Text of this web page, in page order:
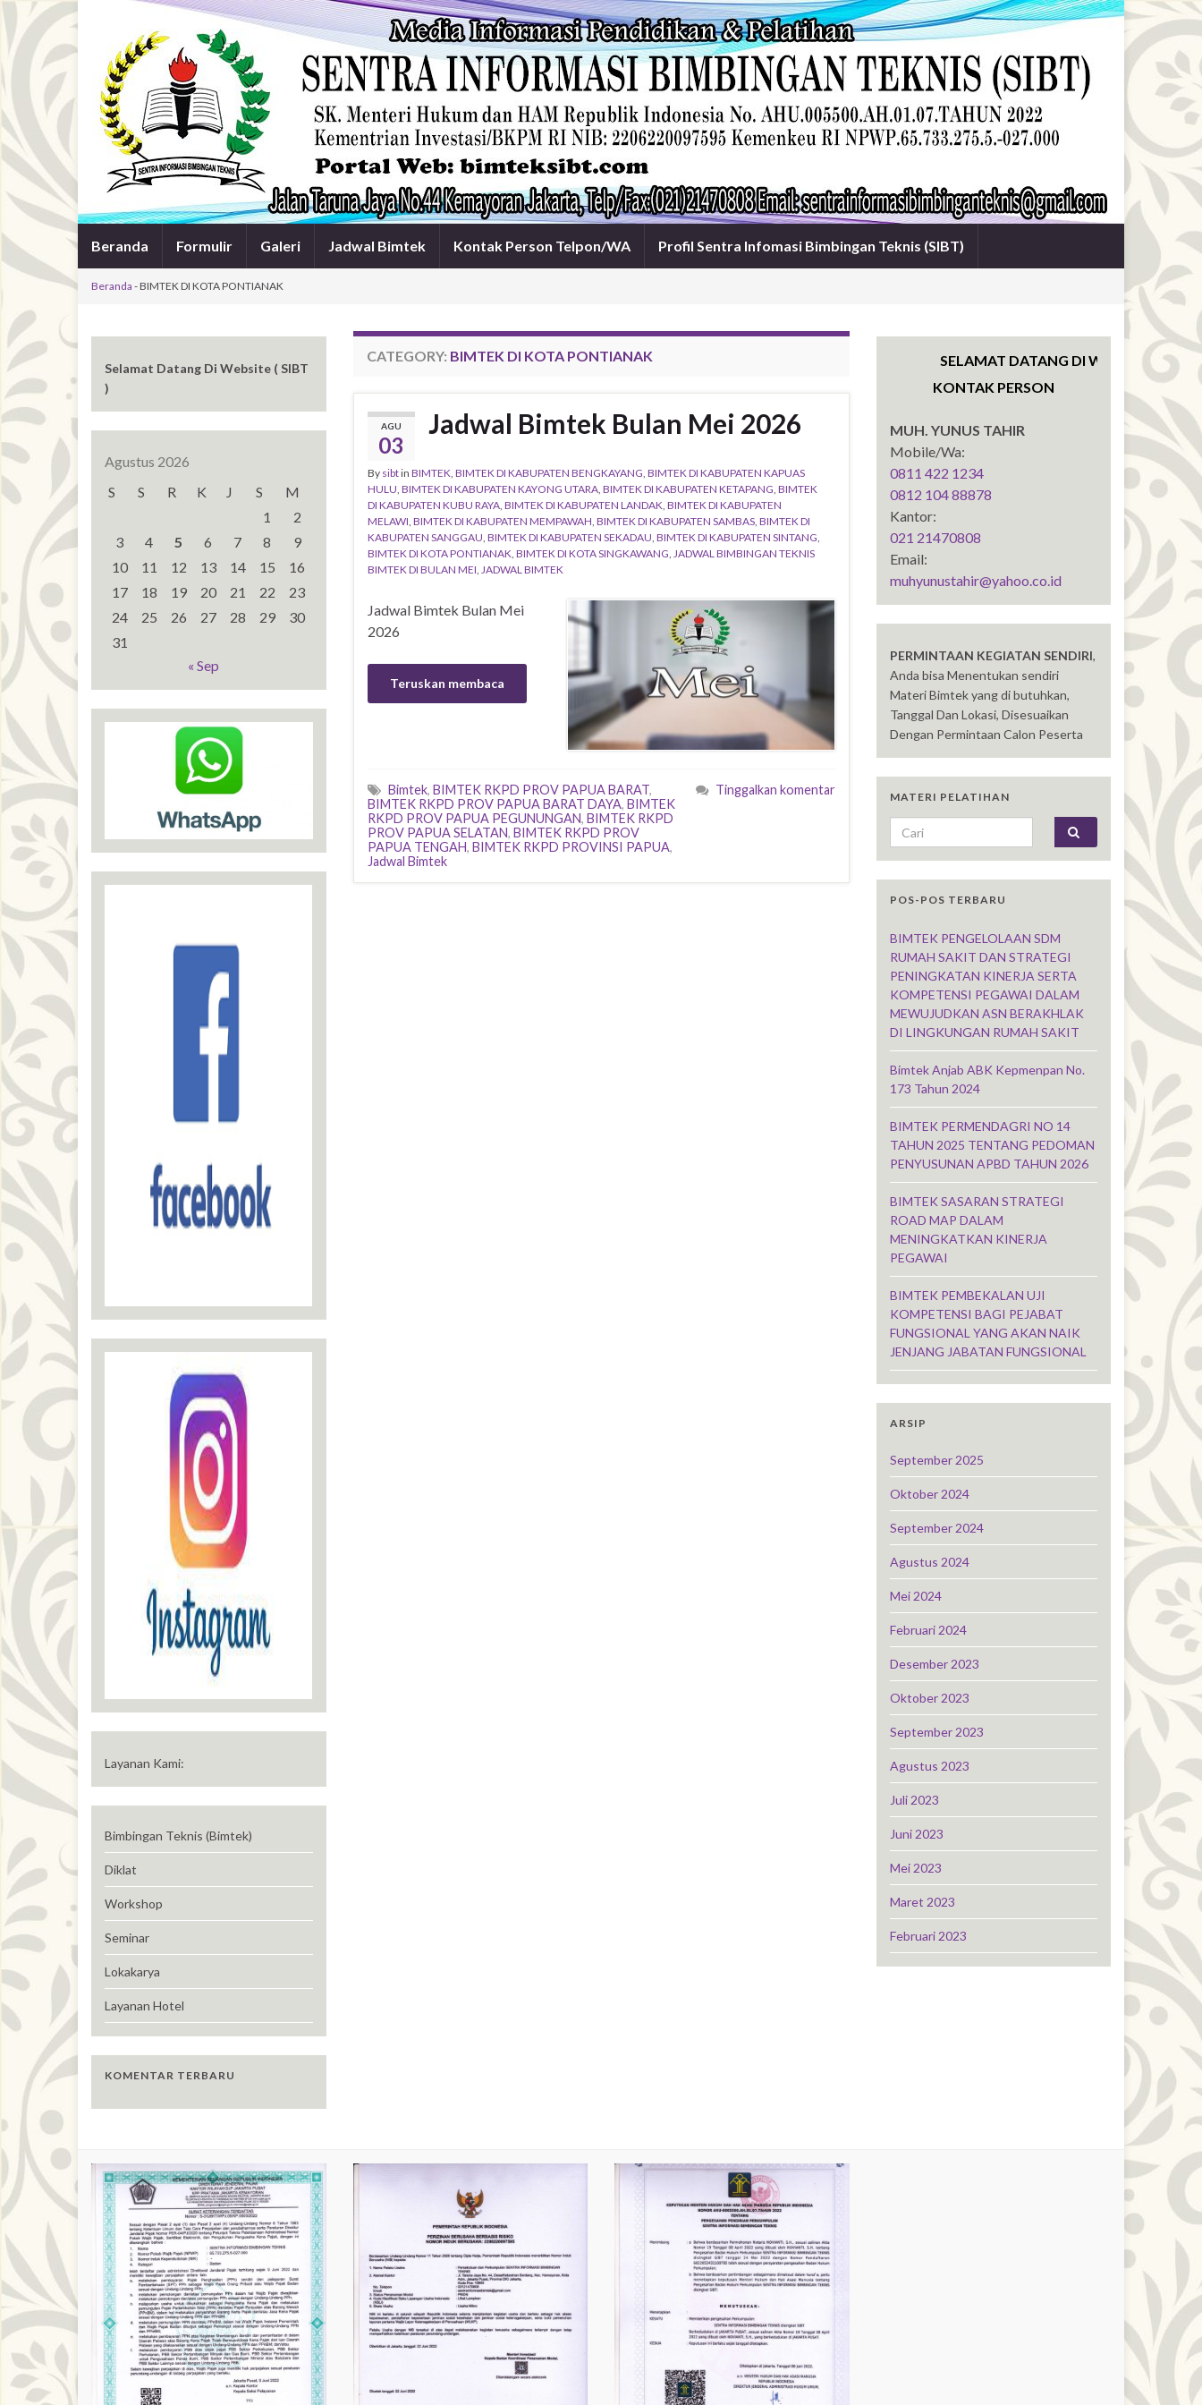
Beranda Formulir Galeri Jadwal Bimtek Kontak Person Telpon/WA Profil Sentra Infomasi Bimbingan Teknis (SIBT)
Beranda -BIMTEK DI KOTA PONTIANAK
CATEGORY: BIMTEK DI KOTA PONTIANAK
AGU
03
Jadwal Bimtek Bulan Mei 2026
By sibtin BIMTEK, BIMTEK DI KABUPATEN BENGKAYANG, BIMTEK DI KABUPATEN KAPUAS
HULU, BIMTEK DI KABUPATEN KAYONG UTARA, BIMTEK DI KABUPATEN KETAPANG, BIMTEK
DI KABUPATEN KUBU RAYA, BIMTEK DI KABUPATEN LANDAK, BIMTEK DI KABUPATEN
MELAWI, BIMTEK DI KABUPATEN MEMPAWAH, BIMTEK DI KABUPATEN SAMBAS, BIMTEK DI
KABUPATEN SANGGAU, BIMTEK DI KABUPATEN SEKADAU, BIMTEK DI KABUPATEN SINTANG,
BIMTEK DI KOTA PONTIANAK, BIMTEK DI KOTA SINGKAWANG, JADWAL BIMBINGAN TEKNIS
BIMTEK DI BULAN MEI, JADWAL BIMTEK
Jadwal Bimtek Bulan Mei
2026
Teruskan membaca
Bimtek, BIMTEK RKPD PROV PAPUA BARAT,
BIMTEK RKPD PROV PAPUA BARAT DAYA, BIMTEK
RKPD PROV PAPUA PEGUNUNGAN, BIMTEK RKPD
PROV PAPUA SELATAN, BIMTEK RKPD PROV
PAPUA TENGAH, BIMTEK RKPD PROVINSI PAPUA,
Jadwal Bimtek
Tinggalkan komentar
Selamat Datang Di Website ( SIBT
)
Agustus 2026
S
S R K J S
M
1
2
3
4 5 6 7 8
9
10
11 12 13 14 15
16
17
18 19 20 21 22
23
24
25 26 27 28 29
30
31
« Sep
Layanan Kami:
Bimbingan Teknis (Bimtek)
Diklat
Workshop
Seminar
Lokakarya
Layanan Hotel
KOMENTAR TERBARU
SELAMAT DATANG DI WEBSITE SENTRA
KONTAK PERSON
MUH. YUNUS TAHIR
Mobile/Wa:
0811 422 1234
0812 104 88878
Kantor:
021 21470808
Email:
muhyunustahir@yahoo.co.id
PERMINTAAN KEGIATAN SENDIRI,
Anda bisa Menentukan sendiri
Materi Bimtek yang di butuhkan,
Tanggal Dan Lokasi, Disesuaikan
Dengan Permintaan Calon Peserta
MATERI PELATIHAN
Search for:
POS-POS TERBARU
BIMTEK PENGELOLAAN SDM
RUMAH SAKIT DAN STRATEGI
PENINGKATAN KINERJA SERTA
KOMPETENSI PEGAWAI DALAM
MEWUJUDKAN ASN BERAKHLAK
DI LINGKUNGAN RUMAH SAKIT
Bimtek Anjab ABK Kepmenpan No.
173 Tahun 2024
BIMTEK PERMENDAGRI NO 14
TAHUN 2025 TENTANG PEDOMAN
PENYUSUNAN APBD TAHUN 2026
BIMTEK SASARAN STRATEGI
ROAD MAP DALAM
MENINGKATKAN KINERJA
PEGAWAI
BIMTEK PEMBEKALAN UJI
KOMPETENSI BAGI PEJABAT
FUNGSIONAL YANG AKAN NAIK
JENJANG JABATAN FUNGSIONAL
ARSIP
September 2025
Oktober 2024
September 2024
Agustus 2024
Mei 2024
Februari 2024
Desember 2023
Oktober 2023
September 2023
Agustus 2023
Juli 2023
Juni 2023
Mei 2023
Maret 2023
Februari 2023